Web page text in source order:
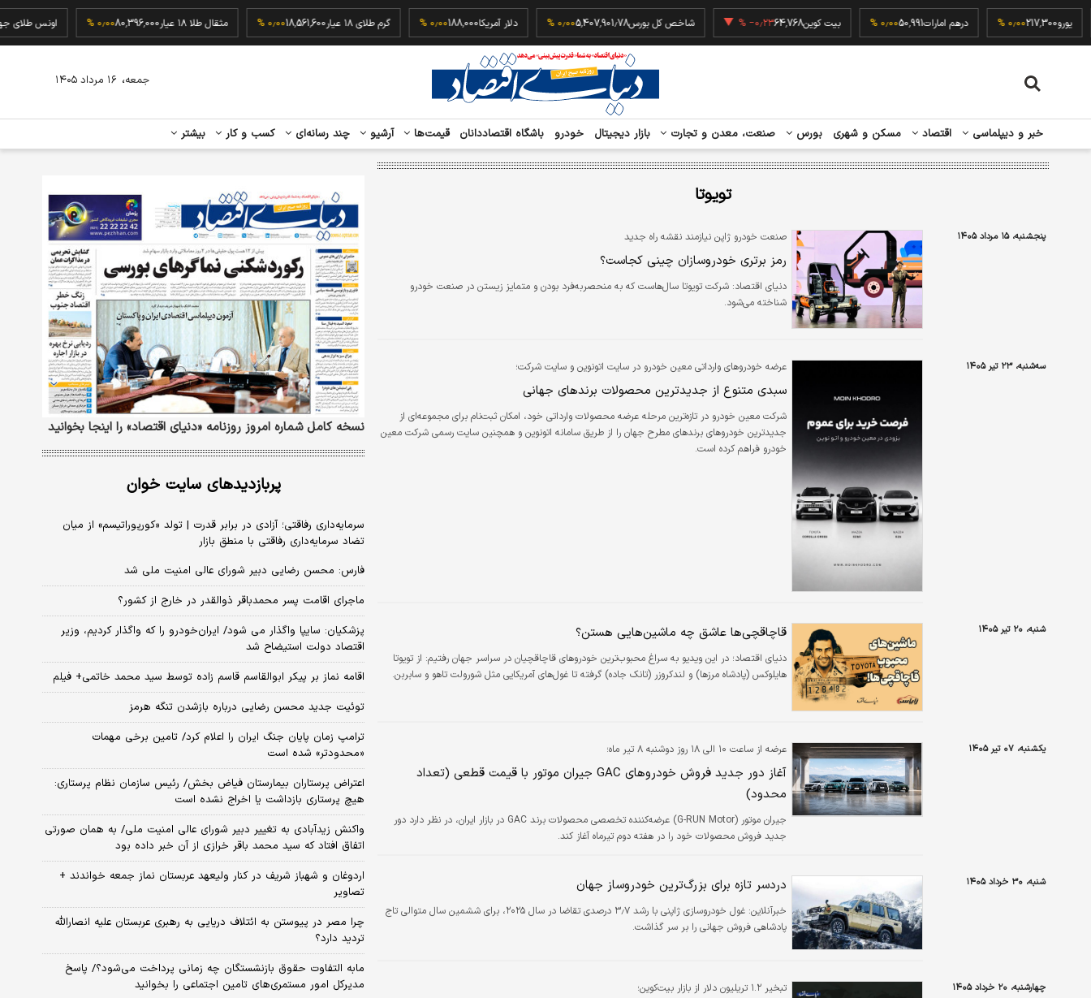
یورو217,300 درهم امارات50,991 بیت کوین64,768‎−۰٫۲۳ % شاخص کل بورس5,407,901.78 دلار آمریکا188,000 گرم طلای ۱۸ عیار 18,561,600 مثقال طلا ۱۸ عیار 80,396,000 اونس
خبر و دیپلماسی اقتصاد مسکن و شهری بورس صنعت، معدن و تجارت بازار دیجیتال خودرو باشگاه اقتصاددانان قیمت‌ها آرشیو چند رسانه‌ای کسب و کار بیشتر
جمعه، ۱۶ مرداد ۱۴۰۵
تویوتا
پنجشنبه، ۱۵ مرداد ۱۴۰۵ صنعت خودرو ژاپن نیازمند نقشه راه جدید
رمز برتری خودروسازان چینی کجاست؟
دنیای اقتصاد: شرکت تویوتا سال‌هاست که به منحصربه‌فرد بودن و متمایز زیستن در صنعت خودرو
شناخته می‌شود.
سه‌شنبه، ۲۳ تیر ۱۴۰۵ عرضه خودروهای وارداتی معین خودرو در سایت اتونوین و سایت شرکت؛
سبدی متنوع از جدیدترین محصولات برندهای جهانی
شرکت معین خودرو در تازه‌ترین مرحله عرضه محصولات وارداتی خود، امکان ثبت‌نام برای مجموعه‌ای از
جدیدترین خودروهای برندهای مطرح جهان را از طریق سامانه اتونوین و همچنین سایت رسمی شرکت معین
خودرو فراهم کرده است.
شنبه، ۲۰ تیر ۱۴۰۵ قاچاقچی‌ها عاشق چه ماشین‌هایی هستن؟
دنیای اقتصاد؛ در این ویدیو به سراغ محبوب‌ترین خودروهای قاچاقچیان در سراسر جهان رفتیم: از تویوتا
هایلوکس (پادشاه مرزها) و لندکروزر (تانک جاده) گرفته تا غول‌های آمریکایی مثل شورولت تاهو و سابربن.
یکشنبه، ۰۷ تیر ۱۴۰۵ عرضه از ساعت ۱۰ الی ۱۸ روز دوشنبه ۸ تیر ماه؛
آغاز دور جدید فروش خودروهای GAC جیران موتور با قیمت قطعی (تعداد
محدود)
جیران موتور (G-RUN Motor) عرضه‌کننده تخصصی محصولات برند GAC در بازار ایران، در نظر دارد دور
جدید فروش محصولات خود را در هفته دوم تیرماه آغاز کند.
شنبه، ۳۰ خرداد ۱۴۰۵ دردسر تازه برای بزرگ‌ترین خودروساز جهان
خبرآنلاین:
غول خودروسازی ژاپنی با رشد ۳٫۷ درصدی تقاضا در سال ۲۰۲۵، برای ششمین سال متوالی تاج
پادشاهی فروش جهانی را بر سر گذاشت.
چهارشنبه، ۲۰ خرداد ۱۴۰۵ تبخیر ۱.۲ تریلیون دلار از بازار بیت‌کوین؛
نسخه کامل شماره امروز روزنامه «دنیای‌ اقتصاد» را اینجا بخوانید
پربازدیدهای سایت خوان
سرمایه‌داری رفاقتی؛ آزادی در برابر قدرت | تولد «کورپوراتیسم» از میان
تضاد سرمایه‌داری رفاقتی با منطق بازار
فارس: محسن رضایی دبیر شورای عالی امنیت ملی شد
ماجرای اقامت پسر محمدباقر ذوالقدر در خارج از کشور؟
پزشکیان: سایپا واگذار می شود/ ایران‌خودرو را که واگذار کردیم، وزیر
اقتصاد دولت استیضاح شد
اقامه نماز بر پیکر ابوالقاسم قاسم زاده توسط سید محمد خاتمی+ فیلم
توئیت جدید محسن رضایی درباره بازشدن تنگه هرمز
ترامپ زمان پایان جنگ ایران را اعلام کرد/ تامین برخی مهمات
«محدودتر» شده است
اعتراض پرستاران بیمارستان فیاض بخش/ رئیس سازمان نظام پرستاری:
هیچ پرستاری بازداشت یا اخراج نشده است
واکنش زیدآبادی به تغییر دبیر شورای عالی امنیت ملی/ به همان صورتی
اتفاق افتاد که سید محمد باقر خرازی از آن خبر داده بود
اردوغان و شهباز شریف در کنار ولیعهد عربستان نماز جمعه خواندند +
تصاویر
چرا مصر در پیوستن به ائتلاف دریایی به رهبری عربستان علیه انصارالله
تردید دارد؟
مابه التفاوت حقوق بازنشستگان چه زمانی پرداخت می‌شود؟/ پاسخ
مدیرکل امور مستمری‌های تامین اجتماعی را بخوانید